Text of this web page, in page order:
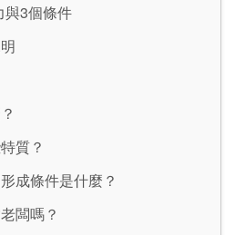
與3個條件
質？
成條件是什麼？
闆嗎？